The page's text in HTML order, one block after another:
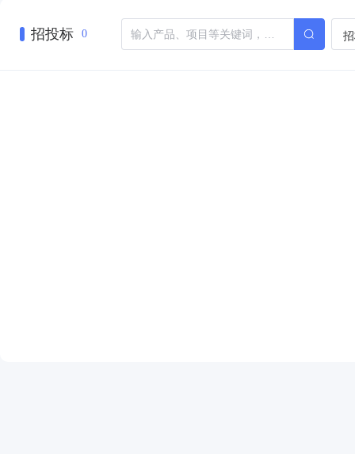
招投标 0